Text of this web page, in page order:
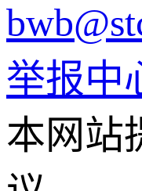
举报中
本网站